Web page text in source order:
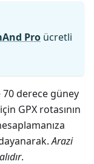
Pro ücretli
derece güney
GPX rotasının
Arazi
.